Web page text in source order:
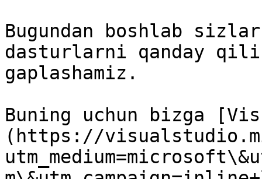
Bugundan boshlab
dasturlarni qanday
gaplashamiz.
Buning uchun bizga
(https://